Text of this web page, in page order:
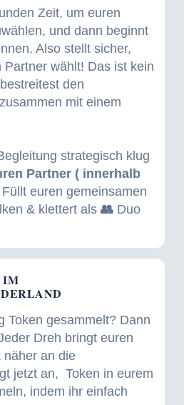
Zeit, um euren
und dann beginnt
Also stellt sicher,
Partner wählt! Das ist kein
den
mit einem
strategisch klug
Partner ( innerhalb
Füllt euren gemeinsamen
& klettert als 👥Duo
IM
Token gesammelt? Dann
Dreh bringt euren
näher an die
jetzt an, Token in eurem
indem ihr einfach